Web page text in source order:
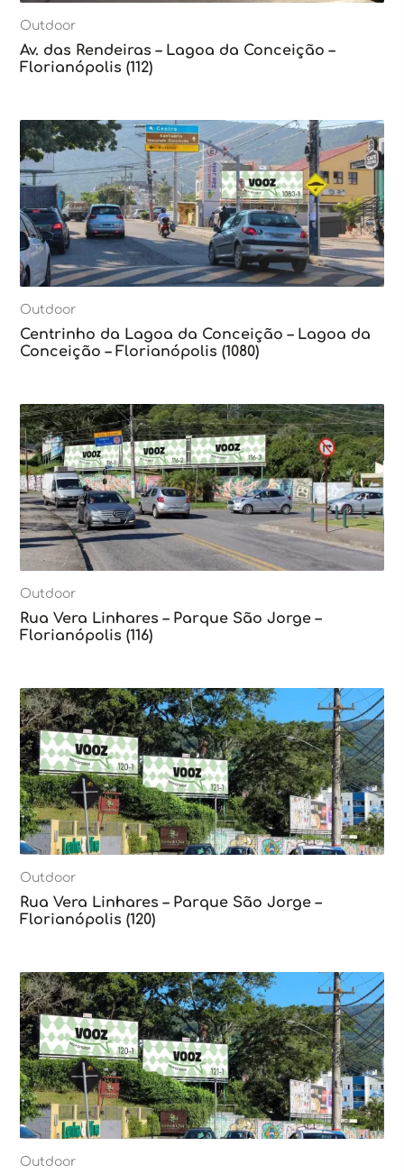
Outdoor
Av. das Rendeiras – Lagoa da Conceição –
Florianópolis (112)
Outdoor
Centrinho da Lagoa da Conceição – Lagoa da
Conceição – Florianópolis (1080)
Outdoor
Rua Vera Linhares – Parque São Jorge –
Florianópolis (116)
Outdoor
Rua Vera Linhares – Parque São Jorge –
Florianópolis (120)
Outdoor